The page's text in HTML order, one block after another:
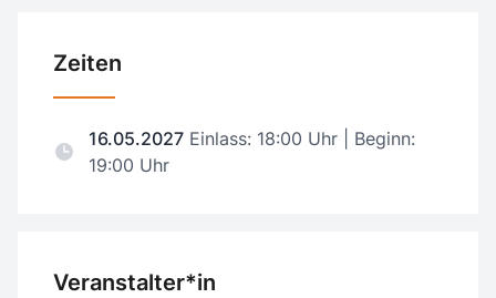
Zeiten
16.05.2027 Einlass: 18:00 Uhr | Beginn:
19:00 Uhr
Veranstalter*in